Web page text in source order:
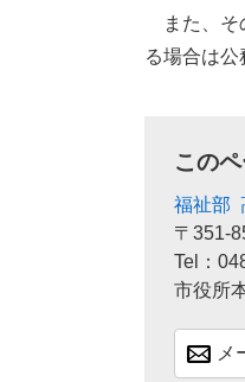
また、そ
る場合は公
この
福祉部
〒351-
Tel：
市役所
メ